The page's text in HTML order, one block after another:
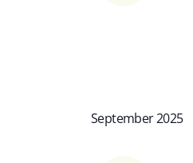
September 2025